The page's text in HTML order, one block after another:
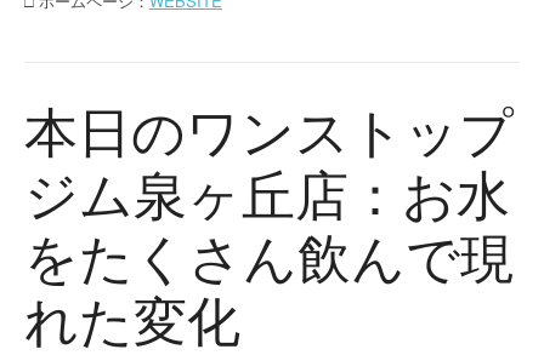
本日のワンストップ
ジム泉ヶ丘店：お水
をたくさん飲んで現
れた変化